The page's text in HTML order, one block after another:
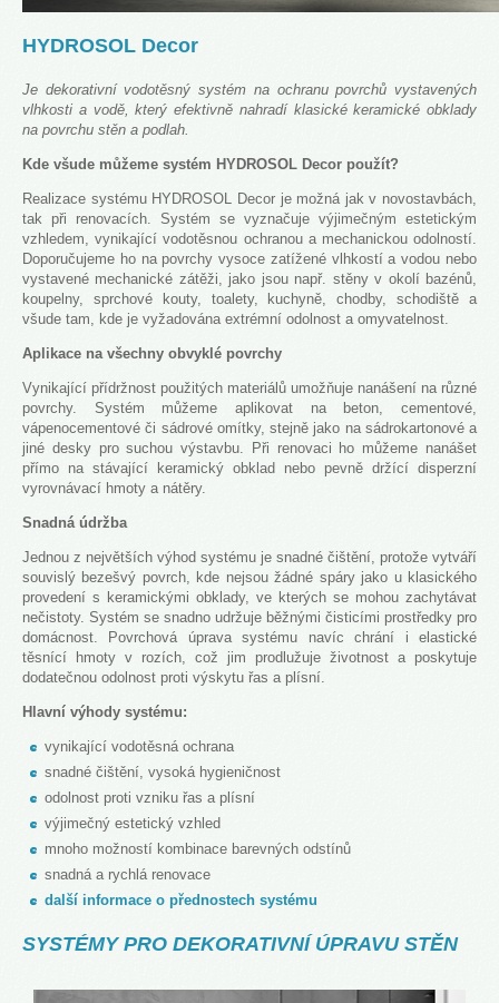
HYDROSOL Decor
Je dekorativní vodotěsný systém na ochranu povrchů vystavených
vlhkosti a vodě, který efektivně nahradí klasické keramické obklady
na povrchu stěn a podlah.
Kde všude můžeme systém HYDROSOL Decor použít?
Realizace systému HYDROSOL Decor je možná jak v novostavbách,
tak při renovacích. Systém se vyznačuje výjimečným estetickým
vzhledem, vynikající vodotěsnou ochranou a mechanickou odolností.
Doporučujeme ho na povrchy vysoce zatížené vlhkostí a vodou nebo
vystavené mechanické zátěži, jako jsou např. stěny v okolí bazénů,
koupelny, sprchové kouty, toalety, kuchyně, chodby, schodiště a
všude tam, kde je vyžadována extrémní odolnost a omyvatelnost.
Aplikace na všechny obvyklé povrchy
Vynikající přídržnost použitých materiálů umožňuje nanášení na různé
povrchy. Systém můžeme aplikovat na beton, cementové,
vápenocementové či sádrové omítky, stejně jako na sádrokartonové a
jiné desky pro suchou výstavbu. Při renovaci ho můžeme nanášet
přímo na stávající keramický obklad nebo pevně držící disperzní
vyrovnávací hmoty a nátěry.
Snadná údržba
Jednou z největších výhod systému je snadné čištění, protože vytváří
souvislý bezešvý povrch, kde nejsou žádné spáry jako u klasického
provedení s keramickými obklady, ve kterých se mohou zachytávat
nečistoty. Systém se snadno udržuje běžnými čisticími prostředky pro
domácnost. Povrchová úprava systému navíc chrání i elastické
těsnící hmoty v rozích, což jim prodlužuje životnost a poskytuje
dodatečnou odolnost proti výskytu řas a plísní.
Hlavní výhody systému:
vynikající vodotěsná ochrana
snadné čištění, vysoká hygieničnost
odolnost proti vzniku řas a plísní
výjimečný estetický vzhled
mnoho možností kombinace barevných odstínů
snadná a rychlá renovace
další informace o přednostech systému
SYSTÉMY PRO DEKORATIVNÍ ÚPRAVU STĚN